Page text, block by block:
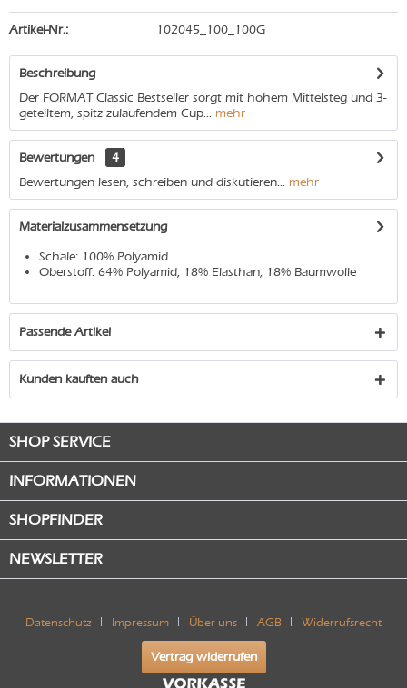
Artikel-Nr.: 102045_100_100G
Beschreibung
Der FORMAT Classic Bestseller sorgt mit hohem Mittelsteg und 3-
geteiltem, spitz zulaufendem Cup... mehr
Bewertungen
4
Bewertungen lesen, schreiben und diskutieren... mehr
Materialzusammensetzung
Schale: 100% Polyamid
Oberstoff: 64% Polyamid, 18% Elasthan, 18% Baumwolle
Passende Artikel
Kunden kauften auch
SHOP SERVICE
INFORMATIONEN
SHOPFINDER
NEWSLETTER
Datenschutz Impressum Über uns AGB Widerrufsrecht
Vertrag widerrufen